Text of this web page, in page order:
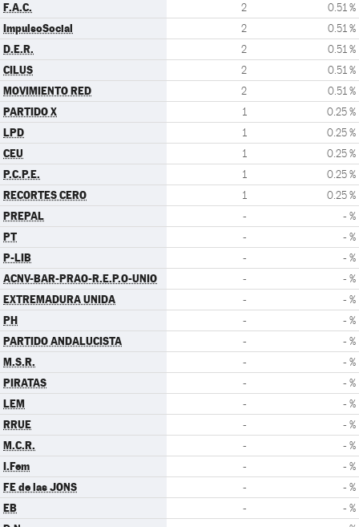
F.A.C. 2 0.51 %
ImpulsoSocial 2 0.51 %
D.E.R. 2 0.51 %
CILUS 2 0.51 %
MOVIMIENTO RED 2 0.51 %
PARTIDO X 1 0.25 %
LPD 1 0.25 %
CEU 1 0.25 %
P.C.P.E. 1 0.25 %
RECORTES CERO 1 0.25 %
PREPAL - - %
PT - - %
P-LIB - - %
ACNV-BAR-PRAO-R.E.P.O-UNIO - - %
EXTREMADURA UNIDA - - %
PH - - %
PARTIDO ANDALUCISTA - - %
M.S.R. - - %
PIRATAS - - %
LEM - - %
RRUE - - %
M.C.R. - - %
I.Fem - - %
FE de las JONS - - %
EB - - %